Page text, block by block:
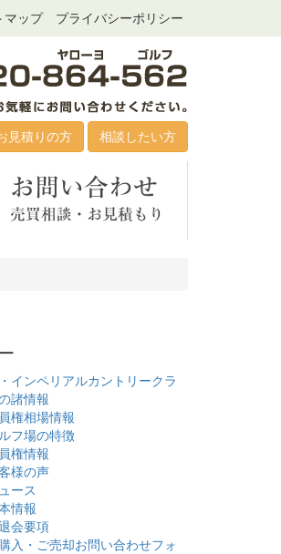
マップ プライバシーポリシー
見積りの方 相談したい方
インペリアルカントリークラ
諸情報
権相場情報
フ場の特徴
権情報
様の声
ース
情報
会要項
入・ご売却お問い合わせフォ